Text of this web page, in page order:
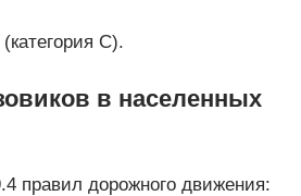
С).
в населенных
правил дорожного движения: